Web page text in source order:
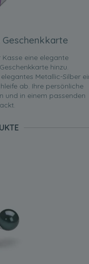
eine elegante
hinzu.
Metallic-Silber
ab. Ihre persönliche
und in einem passenden